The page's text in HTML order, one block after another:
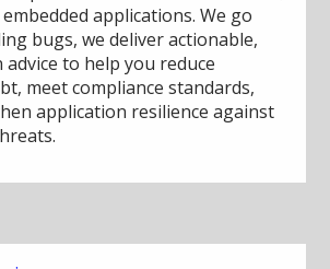
applications. We go
bugs, we deliver actionable,
to help you reduce
meet compliance standards,
application resilience against